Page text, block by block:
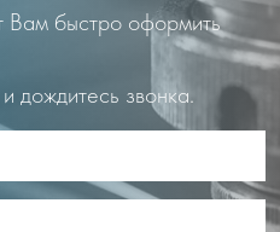
быстро оформить
дождитесь звонка.